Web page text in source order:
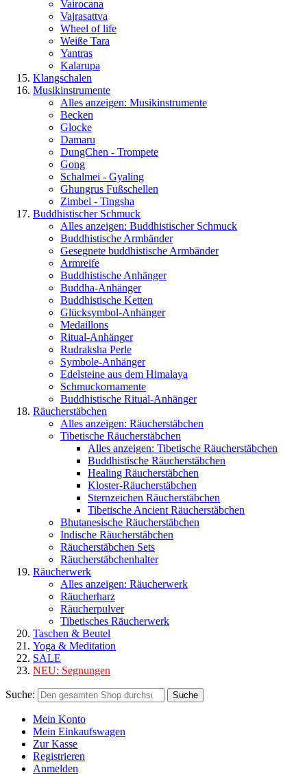
Vairocana
Vajrasattva
Wheel of life
Weiße Tara
Yantras
Kalarupa
Klangschalen
Musikinstrumente
Alles anzeigen: Musikinstrumente
Becken
Glocke
Damaru
DungChen - Trompete
Gong
Schalmei - Gyaling
Ghungrus Fußschellen
Zimbel - Tingsha
Buddhistischer Schmuck
Alles anzeigen: Buddhistischer Schmuck
Buddhistische Armbänder
Gesegnete buddhistische Armbänder
Armreife
Buddhistische Anhänger
Buddha-Anhänger
Buddhistische Ketten
Glücksymbol-Anhänger
Medaillons
Ritual-Anhänger
Rudraksha Perle
Symbole-Anhänger
Edelsteine aus dem Himalaya
Schmuckornamente
Buddhistische Ritual-Anhänger
Räucherstäbchen
Alles anzeigen: Räucherstäbchen
Tibetische Räucherstäbchen
Alles anzeigen: Tibetische Räucherstäbchen
Buddhistische Räucherstäbchen
Healing Räucherstäbchen
Kloster-Räucherstäbchen
Sternzeichen Räucherstäbchen
Tibetische Ancient Räucherstäbchen
Bhutanesische Räucherstäbchen
Indische Räucherstäbchen
Räucherstäbchen Sets
Räucherstäbchenhalter
Räucherwerk
Alles anzeigen: Räucherwerk
Räucherharz
Räucherpulver
Tibetisches Räucherwerk
Taschen & Beutel
Yoga & Meditation
SALE
NEU: Segnungen
Suche: Suche
Mein Konto
Mein Einkaufswagen
Zur Kasse
Registrieren
Anmelden